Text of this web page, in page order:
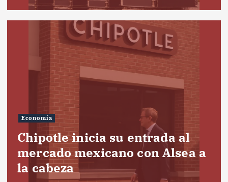
Economía
Chipotle inicia su entrada al
mercado mexicano con Alsea a
la cabeza